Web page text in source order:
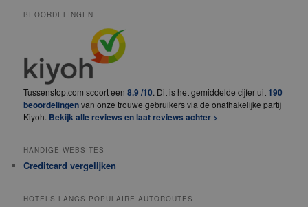
BEOORDELINGEN
Tussenstop.com scoort een8.9 /10. Dit is het gemiddelde cijfer uit 190
beoordelingenvan onze trouwe gebruikers via de onafhakelijke partij
Kiyoh. Bekijk alle reviews en laat reviews achter >
HANDIGE WEBSITES
Creditcard vergelijken
HOTELS LANGS POPULAIRE AUTOROUTES